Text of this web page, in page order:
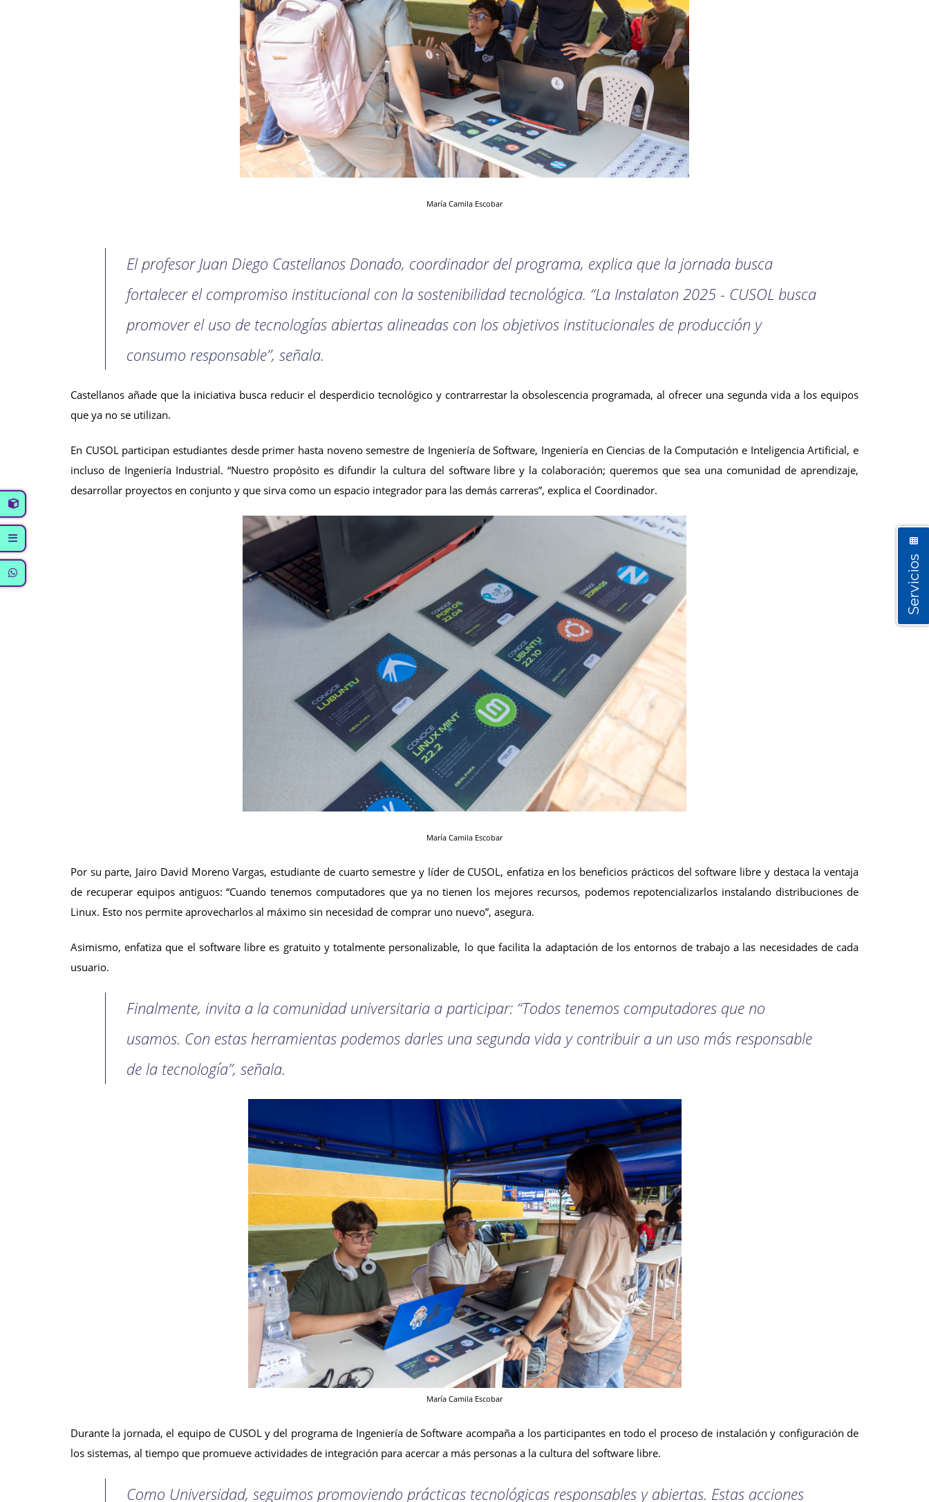
María Camila Escobar
El profesor Juan Diego Castellanos Donado, coordinador del programa, explica que la jornada busca
fortalecer el compromiso institucional con la sostenibilidad tecnológica. “La Instalaton 2025 - CUSOL busca
promover el uso de tecnologías abiertas alineadas con los objetivos institucionales de producción y
consumo responsable”, señala.
Castellanos añade que la iniciativa busca reducir el desperdicio tecnológico y contrarrestar la obsolescencia programada, al ofrecer una segunda vida a los equipos
que ya no se utilizan.
En CUSOL participan estudiantes desde primer hasta noveno semestre de Ingeniería de Software, Ingeniería en Ciencias de la Computación e Inteligencia Artificial, e
incluso de Ingeniería Industrial. “Nuestro propósito es difundir la cultura del software libre y la colaboración; queremos que sea una comunidad de aprendizaje,
desarrollar proyectos en conjunto y que sirva como un espacio integrador para las demás carreras”, explica el Coordinador.
María Camila Escobar
Por su parte, Jairo David Moreno Vargas, estudiante de cuarto semestre y líder de CUSOL, enfatiza en los beneficios prácticos del software libre y destaca la ventaja
de recuperar equipos antiguos: “Cuando tenemos computadores que ya no tienen los mejores recursos, podemos repotencializarlos instalando distribuciones de
Linux. Esto nos permite aprovecharlos al máximo sin necesidad de comprar uno nuevo”, asegura.
Asimismo, enfatiza que el software libre es gratuito y totalmente personalizable, lo que facilita la adaptación de los entornos de trabajo a las necesidades de cada
usuario.
Finalmente, invita a la comunidad universitaria a participar: “Todos tenemos computadores que no
usamos. Con estas herramientas podemos darles una segunda vida y contribuir a un uso más responsable
de la tecnología”, señala.
María Camila Escobar
Durante la jornada, el equipo de CUSOL y del programa de Ingeniería de Software acompaña a los participantes en todo el proceso de instalación y configuración de
los sistemas, al tiempo que promueve actividades de integración para acercar a más personas a la cultura del software libre.
Como Universidad, seguimos promoviendo prácticas tecnológicas responsables y abiertas. Estas acciones
Servicios